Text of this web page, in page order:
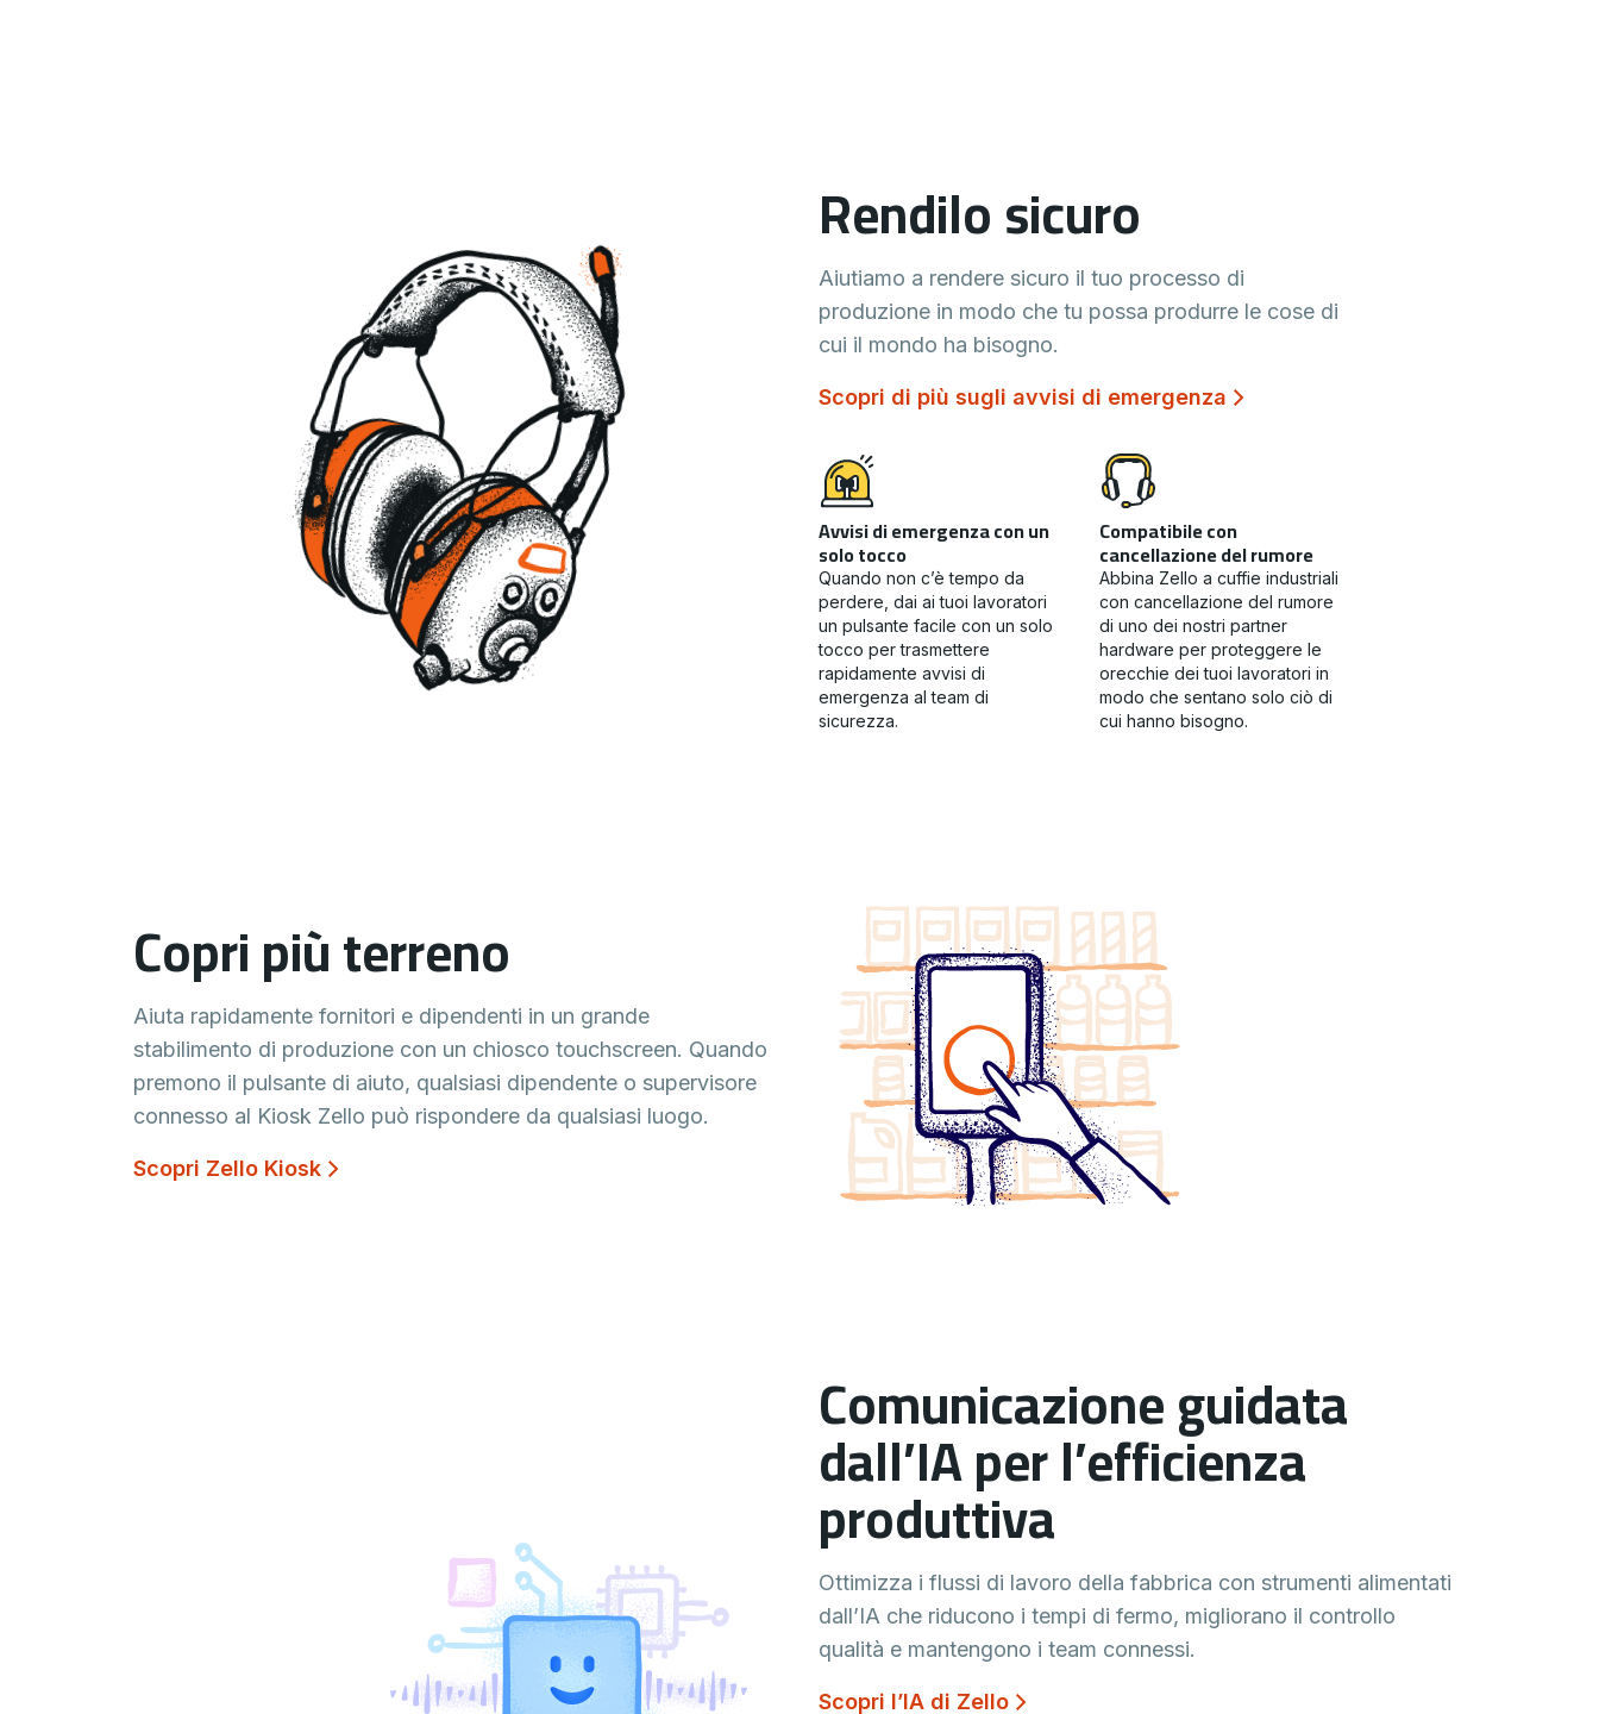
Rendilo sicuro
Aiutiamo a rendere sicuro il tuo processo di
produzione in modo che tu possa produrre le cose di
cui il mondo ha bisogno.
Scopri di più sugli avvisi di emergenza
Avvisi di emergenza con un
solo tocco
Quando non c’è tempo da
perdere, dai ai tuoi lavoratori
un pulsante facile con un solo
tocco per trasmettere
rapidamente avvisi di
emergenza al team di
sicurezza.
Compatibile con
cancellazione del rumore
Abbina Zello a cuffie industriali
con cancellazione del rumore
di uno dei nostri partner
hardware per proteggere le
orecchie dei tuoi lavoratori in
modo che sentano solo ciò di
cui hanno bisogno.
Copri più terreno
Aiuta rapidamente fornitori e dipendenti in un grande
stabilimento di produzione con un chiosco touchscreen. Quando
premono il pulsante di aiuto, qualsiasi dipendente o supervisore
connesso al Kiosk Zello può rispondere da qualsiasi luogo.
Scopri Zello Kiosk
Comunicazione guidata
dall’IA per l’efficienza
produttiva
Ottimizza i flussi di lavoro della fabbrica con strumenti alimentati
dall’IA che riducono i tempi di fermo, migliorano il controllo
qualità e mantengono i team connessi.
Scopri l’IA di Zello